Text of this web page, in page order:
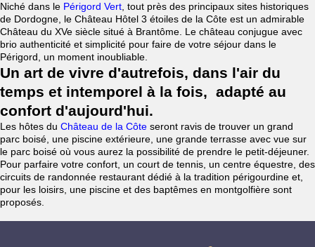
Niché dans le Périgord Vert , tout près des principaux sites historiques
de Dordogne, le Château Hôtel 3 étoiles de la Côte est un admirable
Château du XVe siècle situé à Brantôme. Le château conjugue avec
brio authenticité et simplicité pour faire de votre séjour dans le
Périgord, un moment inoubliable.
Un art de vivre d'autrefois, dans l'air du
temps et intemporel à la fois, adapté au
confort d'aujourd'hui.
Les hôtes du Château de la Côte seront ravis de trouver un grand
parc boisé, une piscine extérieure, une grande terrasse avec vue sur
le parc boisé où vous aurez la possibilité de prendre le petit-déjeuner.
Pour parfaire votre confort, un court de tennis, un centre équestre, des
circuits de randonnée restaurant dédié à la tradition périgourdine et,
pour les loisirs, une piscine et des baptêmes en montgolfière sont
proposés.